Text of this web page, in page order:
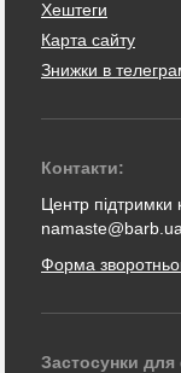
Хештеги
Карта сайту
Знижки в
Контакти:
Центр підтримки
namaste@barb.ua
Форма
Застосунки для